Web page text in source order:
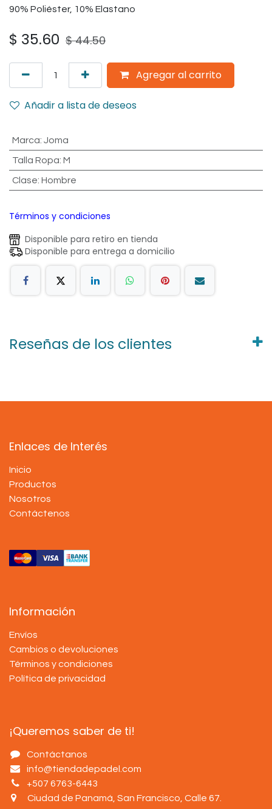
90% Poliéster, 10% Elastano
$ 35.60 $44.50
Agregar al carrito
Añadir a lista de deseos
Marca: Joma
Talla Ropa: M
Clase: Hombre
Términos y condiciones
Disponible para retiro en tienda
Disponible para entrega a domicilio
Reseñas de los clientes
Enlaces de Interés
Inicio
Productos
Nosotros
Contáctenos
Información
Envíos
Cambios o devoluciones
Términos y condiciones
Política de privacidad
¡Queremos saber de ti!
Contáctanos
info@tiendadepadel.com
+507 6763-6443
Ciudad de Panamá, San Francisco, Calle 67